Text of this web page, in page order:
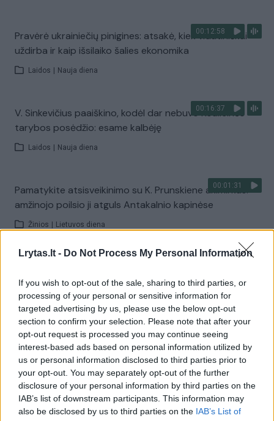
Lrytas.lt - Do Not Process My Personal Information
If you wish to opt-out of the sale, sharing to third parties, or
processing of your personal or sensitive information for
targeted advertising by us, please use the below opt-out
section to confirm your selection. Please note that after your
opt-out request is processed you may continue seeing
interest-based ads based on personal information utilized by
us or personal information disclosed to third parties prior to
your opt-out. You may separately opt-out of the further
disclosure of your personal information by third parties on the
IAB’s list of downstream participants. This information may
also be disclosed by us to third parties on the IAB’s List of
00:12:58
Pravėrė ukrainiečių pinigines: atsakė, kiek vidutiniškai
uždirba ir kaip išsilaiko šalies ekonomika
Laidos Nauja diena
00:16:37
V. Sinkevičius paaiškino, kodėl dar nebuvo Koalicinės
tarybos posėdžio: esame kalbėję
Laidos Nauja diena
00:01:31
Pamatykite atsisveikinimo su K. Prunskiene akimirkas:
amžinojo poilsio ji atguls Antakalnio kapinėse
Žinios Lietuvos diena
Žiūrimiausi įrašai
00:00:49
Pateikė daugiau detalių apie iš tėvų paimtus šešis
vaikus: jiems kilusi grėsmė
Žinios Lietuvos diena